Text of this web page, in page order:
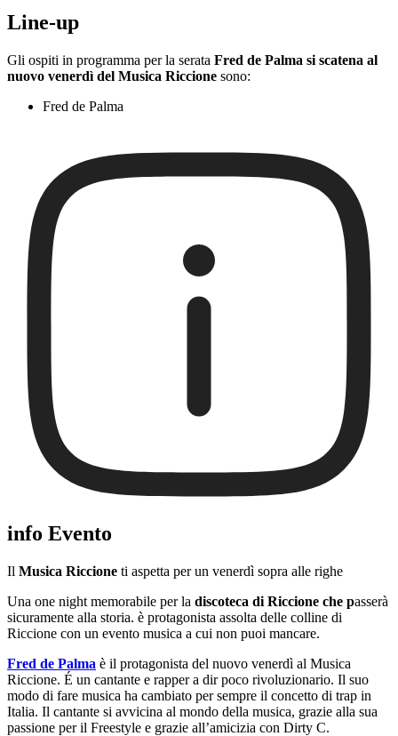
Line-up
Gli ospiti in programma per la serata Fred de Palma si scatena al
nuovo venerdì del Musica Riccione sono:
Fred de Palma
info Evento
Il Musica Riccione ti aspetta per un venerdì sopra alle righe
Una one night memorabile per la discoteca di Riccione che passerà
sicuramente alla storia. è protagonista assolta delle colline di
Riccione con un evento musica a cui non puoi mancare.
Fred de Palma è il protagonista del nuovo venerdì al Musica
Riccione. É un cantante e rapper a dir poco rivoluzionario. Il suo
modo di fare musica ha cambiato per sempre il concetto di trap in
Italia. Il cantante si avvicina al mondo della musica, grazie alla sua
passione per il Freestyle e grazie all’amicizia con Dirty C.